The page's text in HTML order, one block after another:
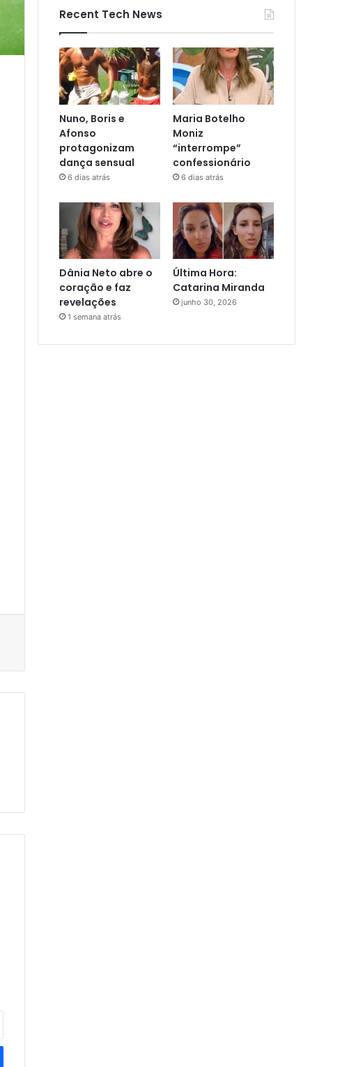
Recent Tech News
Nuno, Boris e
Afonso
protagonizam
dança sensual
6 dias atrás
Maria Botelho
Moniz
“interrompe”
confessionário
6 dias atrás
Dânia Neto abre o
coração e faz
revelações
1 semana atrás
Última Hora:
Catarina Miranda
junho 30, 2026